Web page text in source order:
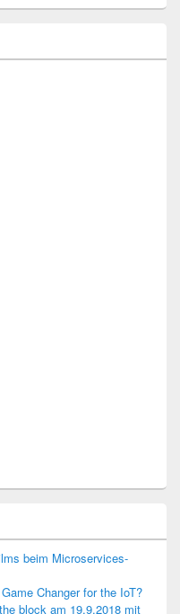
beim Microservices-
Changer for the IoT?
block am 19.9.2018 mit